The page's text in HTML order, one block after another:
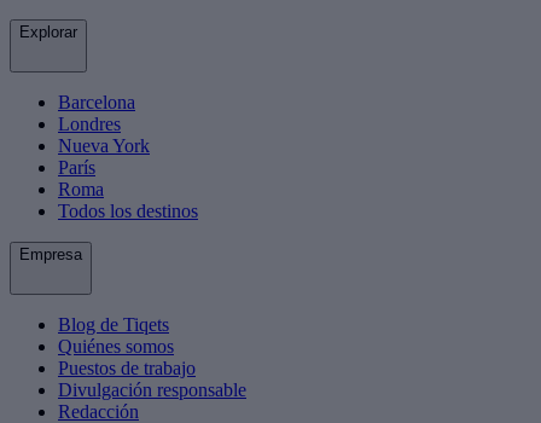
Explorar
Barcelona
Londres
Nueva York
París
Roma
Todos los destinos
Empresa
Blog de Tiqets
Quiénes somos
Puestos de trabajo
Divulgación responsable
Redacción